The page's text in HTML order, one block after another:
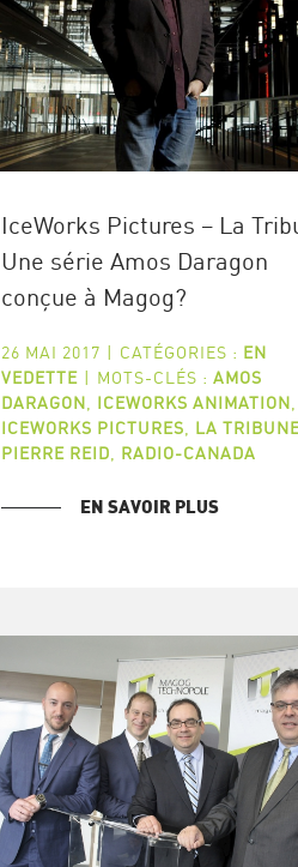
IceWorks Pictures – La
Une série Amos Daragon
conçue à Magog?
26 MAI 2017 | CATÉGORIES : EN
VEDETTE | MOTS-CLÉS : AMOS
DARAGON
ICEWORKS ANIMATION
ICEWORKS PICTURES
LA
PIERRE REID
RADIO-CANADA
EN SAVOIR PLUS